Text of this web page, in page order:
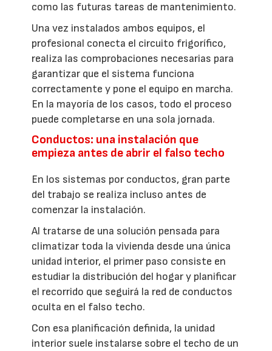
como las futuras tareas de mantenimiento.
Una vez instalados ambos equipos, el
profesional conecta el circuito frigorífico,
realiza las comprobaciones necesarias para
garantizar que el sistema funciona
correctamente y pone el equipo en marcha.
En la mayoría de los casos, todo el proceso
puede completarse en una sola jornada.
Conductos: una instalación que
empieza antes de abrir el falso techo
En los sistemas por conductos, gran parte
del trabajo se realiza incluso antes de
comenzar la instalación.
Al tratarse de una solución pensada para
climatizar toda la vivienda desde una única
unidad interior, el primer paso consiste en
estudiar la distribución del hogar y planificar
el recorrido que seguirá la red de conductos
oculta en el falso techo.
Con esa planificación definida, la unidad
interior suele instalarse sobre el techo de un